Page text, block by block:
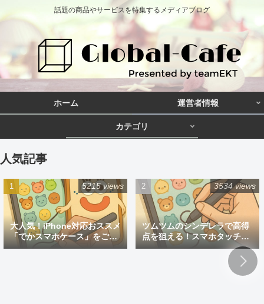
話題の商品やサービスを特集するメディアブログ
ホーム 運営者情報
カテゴリ
人気記事
大人気！iPhone対応おススメ
「でかスマホケース」をご紹
介
5215 views
ツムツムのシンデレラで高得
点を狙える！スマホタッチペ
ン
3534 views